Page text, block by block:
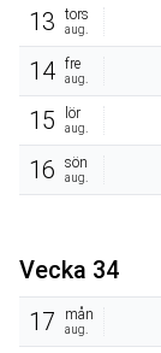
13 tors
aug.
14 fre
aug.
15 lör
aug.
16 sön
aug.
Vecka 34
17
mån
aug.